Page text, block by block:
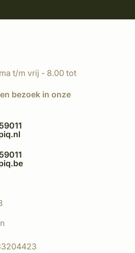
t/m vrij - 8.00 tot
bezoek in onze